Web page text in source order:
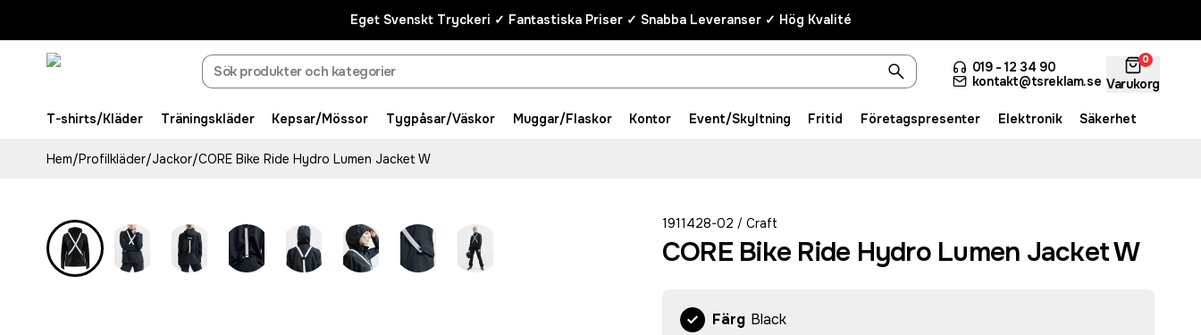
Eget Svenskt Tryckeri ✓ Fantastiska Priser ✓ Snabba Leveranser ✓ Hög Kvalité
019 - 12 34 90
kontakt@tsreklam.se
0
Varukorg
T-shirts/Kläder Träningskläder Kepsar/Mössor Tygpåsar/Väskor Muggar/Flaskor Kontor Event/Skyltning Fritid Företagspresenter Elektronik Säkerhet
Hem/Profilkläder/Jackor/CORE Bike Ride Hydro Lumen Jacket W
1911428-02 / Craft
CORE Bike Ride Hydro Lumen Jacket W
Färg Black